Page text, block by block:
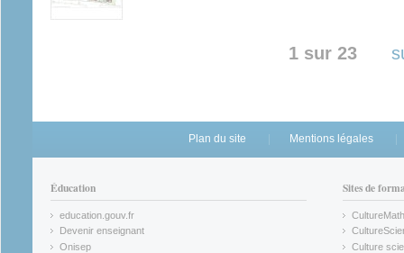
1 sur 23
Plan du site Mentions légales
Éducation
education.gouv.fr
(link is external)
Devenir enseignant
(link is external)
Onisep
Sites de
CultureMath
(link is
(link is
Culture